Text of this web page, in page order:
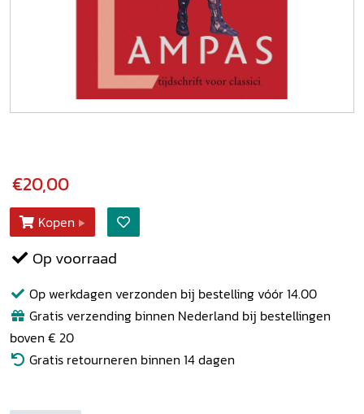
€20,00
Kopen
Op voorraad
Op werkdagen verzonden bij bestelling vóór 14.00
Gratis verzending binnen Nederland bij bestellingen
boven € 20
Gratis retourneren binnen 14 dagen